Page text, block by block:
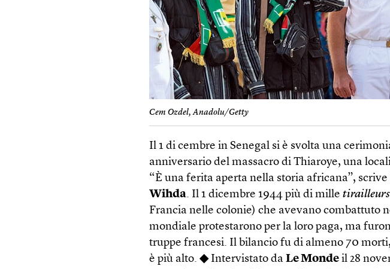
Cem Ozdel, Anadolu/Getty
Il 1 di cembre in Senegal si è svolta una
anniversario del massacro di Thiaroye, una
“È una ferita aperta nella storia africana”,
Wihda. Il 1 dicembre 1944 più di milletirailleurs
Francia nelle colonie) che avevano combattuto
mondiale protestarono per la loro paga, ma
truppe francesi. Il bilancio fu di almeno 70
è più alto.◆Intervistato daLe Monde il 28